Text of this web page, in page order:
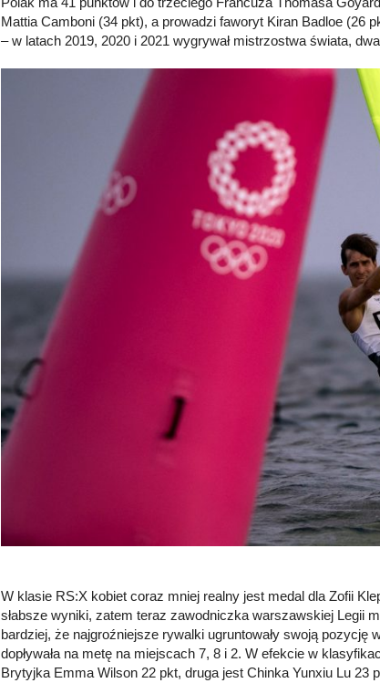
Mattia Camboni (34 pkt), a prowadzi faworyt Kiran Badloe
– w latach 2019, 2020 i 2021 wygrywał mistrzostwa świata,
W klasie RS:X kobiet coraz mniej realny jest medal dla Zofii
słabsze wyniki, zatem teraz zawodniczka warszawskiej Legii
bardziej, że najgroźniejsze rywalki ugruntowały swoją
dopływała na metę na miejscach 7, 8 i 2. W efekcie w
Brytyjka Emma Wilson 22 pkt, druga jest Chinka Yunxiu Lu